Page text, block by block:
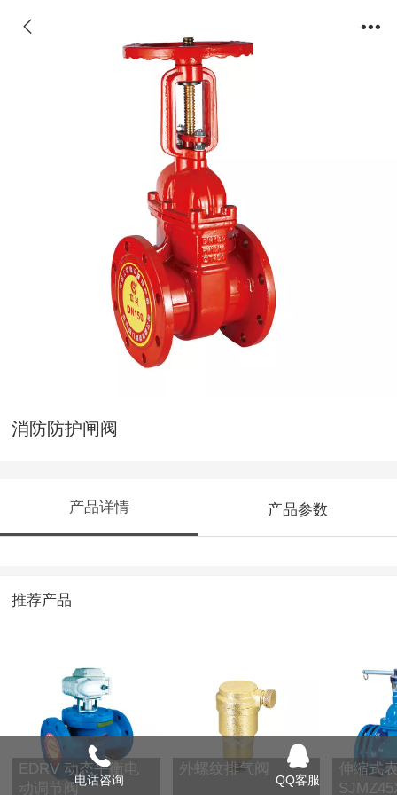
消防防护闸阀
产品详情 产品参数
推荐产品
EDRV 动态平衡电
动调节阀
外螺纹排气阀
伸缩式
电话咨询 QQ客服